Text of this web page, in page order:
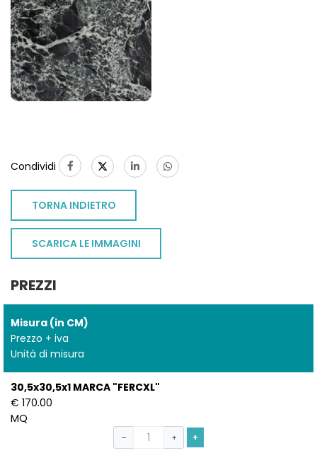
Condividi
TORNA INDIETRO
SCARICA LE IMMAGINI
PREZZI
Misura (in CM)
Prezzo + iva
Unità di misura
30,5x30,5x1 MARCA "FERCXL"
€ 170.00
MQ
− + +